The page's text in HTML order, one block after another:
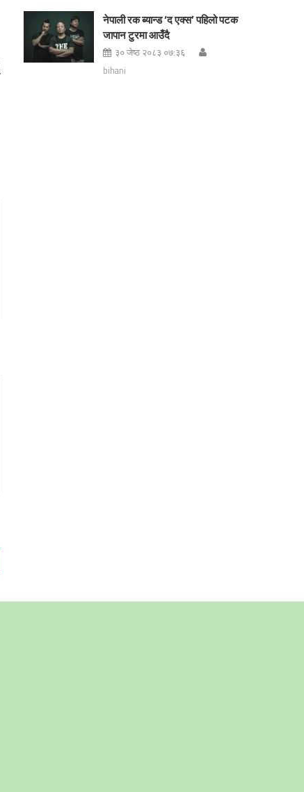
नेपाली रक ब्यान्ड ‘द एक्स’ पहिलो पटक
जापान टुरमा आउँदै
३० जेष्ठ २०८३ ०७:३६
bihani